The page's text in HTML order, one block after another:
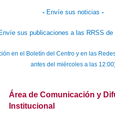
- Envíe sus noticias -
Envíe sus publicaciones a las RRSS de
en el Boletín del Centro y en las
antes del miércoles a las
Área de Comunicación y
Institucional